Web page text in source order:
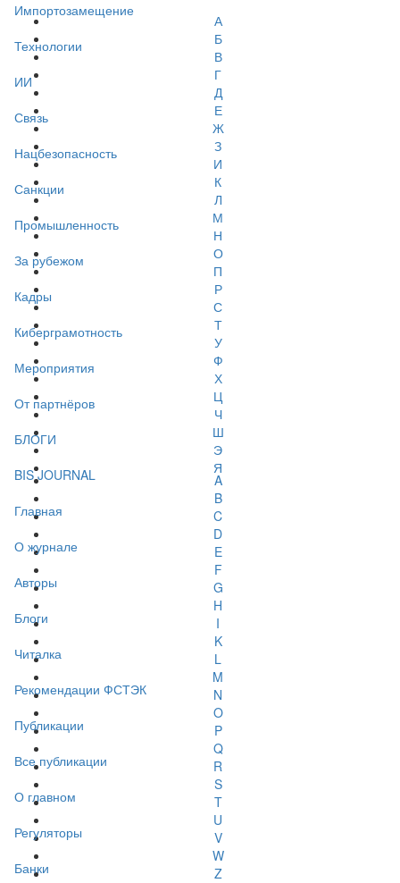
Импортозамещение
Технологии
ИИ
Связь
Нацбезопасность
Санкции
Промышленность
За рубежом
Кадры
Киберграмотность
Мероприятия
От партнёров
БЛОГИ
BIS JOURNAL
Главная
О журнале
Авторы
Блоги
Читалка
Рекомендации ФСТЭК
Публикации
Все публикации
О главном
Регуляторы
Банки
А
Б
В
Г
Д
Е
Ж
З
И
К
Л
М
Н
О
П
Р
С
Т
У
Ф
Х
Ц
Ч
Ш
Э
Я
A
B
C
D
E
F
G
H
I
K
L
M
N
O
P
Q
R
S
T
U
V
W
Z